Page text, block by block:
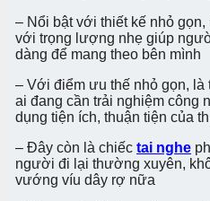
– Nổi bật với thiết kế nhỏ
với trọng lượng nhẹ giúp
dàng để mang theo bên mình
– Với điểm ưu thế nhỏ gọn, là
ai đang cần trải nghiệm công
dụng tiện ích, thuận tiện của
– Đây còn là chiếc tai nghe
người đi lại thường xuyên,
vướng víu dây rợ nữa